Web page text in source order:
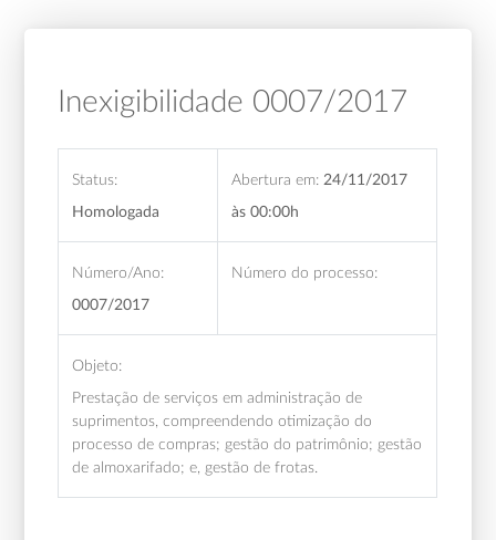
Inexigibilidade 0007/2017
Status:
Homologada
Abertura em: 24/11/2017
às 00:00h
Número/Ano:
0007/2017
Número do processo:
Objeto:
Prestação de serviços em administração de
suprimentos, compreendendo otimização do
processo de compras; gestão do patrimônio; gestão
de almoxarifado; e, gestão de frotas.